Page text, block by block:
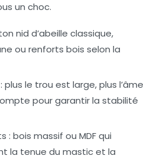
un choc.
nid d’abeille classique,
ou renforts bois selon la
plus le trou est large, plus l’âme
pour garantir la stabilité
: bois massif ou MDF qui
la tenue du mastic et la